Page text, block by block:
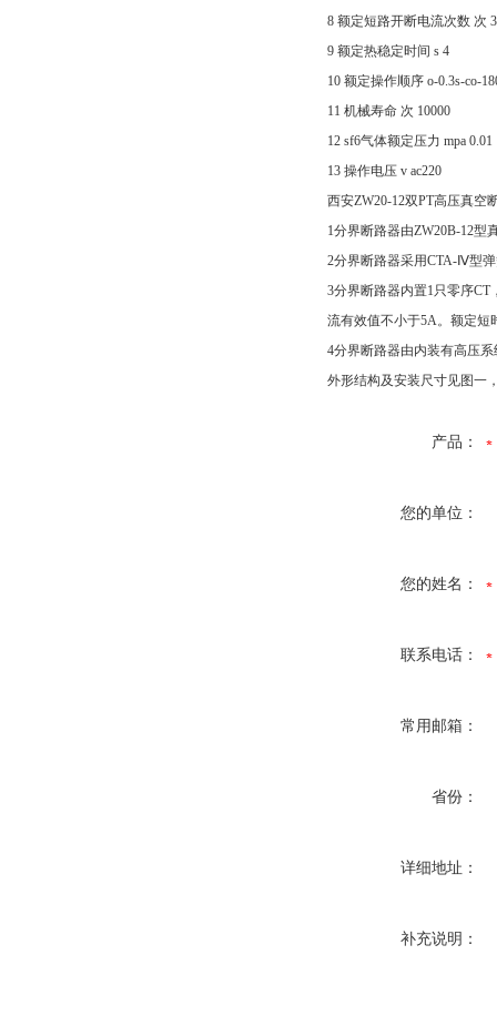
8 额定短路开断电流次数 次
9 额定热稳定时间 s 4
10 额定操作顺序 o-0.3s-co-
11 机械寿命 次 10000
12 sf6气体额定压力 mpa 0.01
13 操作电压 v ac220
西安ZW20-12双PT高压真空
1分界断路器由ZW20B-12
2分界断路器采用CTA-Ⅳ型
3分界断路器内置1只零序
流有效值不小于5A。额定短
4分界断路器由内装有高压
外形结构及安装尺寸见图一
产品：
您的单位：
您的姓名：
联系电话：
常用邮箱：
省份：
详细地址：
补充说明：